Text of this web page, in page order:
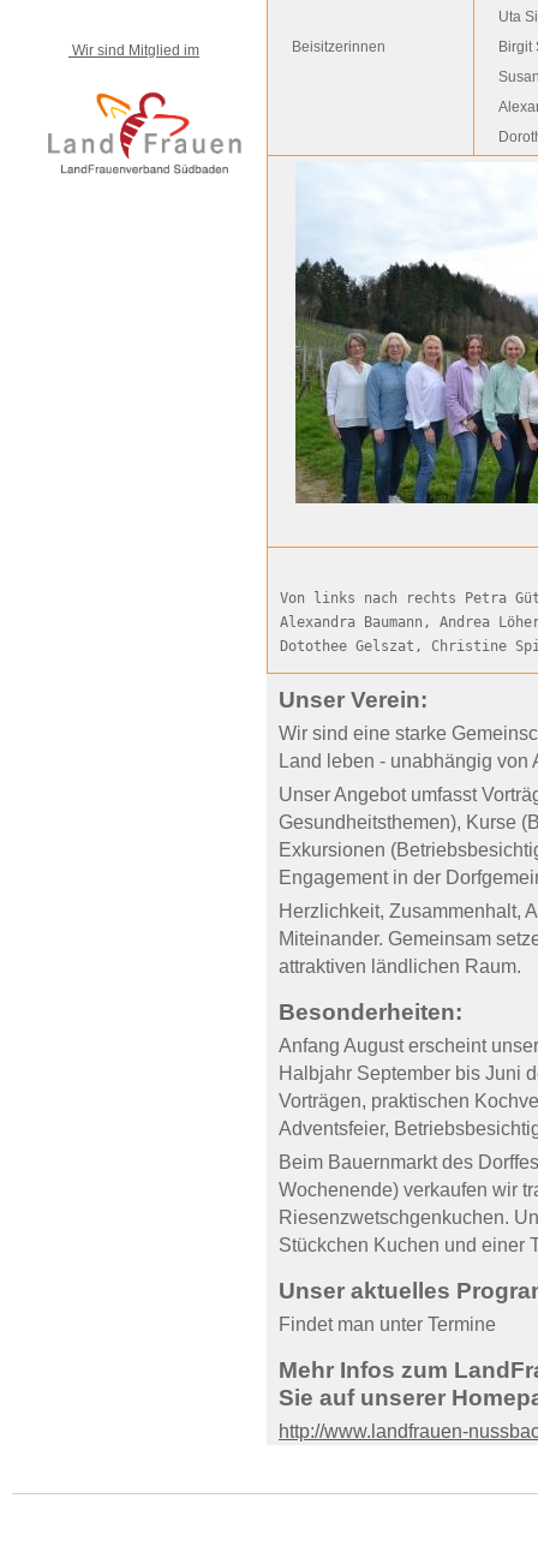
Wir sind Mitglied im Beisitzerinnen
Uta
Birgit
Von links nach rechts Petra
Alexandra Baumann, Andrea
Unser Verein:
Wir sind eine starke
Land leben - unabhängig von
Unser Angebot umfasst
Gesundheitsthemen), Kurse
Exkursionen
Engagement in der
Herzlichkeit, Zusammenhalt,
Miteinander. Gemeinsam
attraktiven ländlichen Raum.
Besonderheiten:
Anfang August erscheint
Halbjahr September bis Juni
Vorträgen, praktischen
Adventsfeier,
Beim Bauernmarkt des
Wochenende) verkaufen wir
Riesenzwetschgenkuchen.
Stückchen Kuchen und einer
Unser aktuelles
Findet man unter Termine
Mehr Infos zum
Sie auf unserer
http://www.landfrauen-